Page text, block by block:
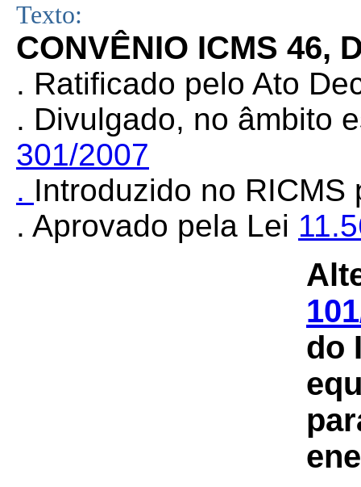
Texto:
CONVÊNIO ICMS 46,
. Ratificado pelo Ato
. Divulgado, no âmbito
301/2007
. Introduzido no
. Aprovado pela Lei
do